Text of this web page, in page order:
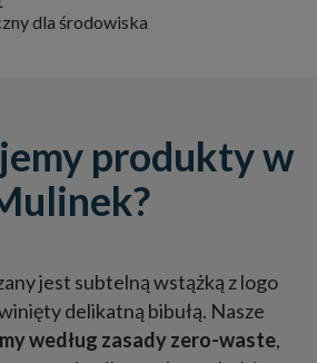
dla środowiska
produkty w
jest subtelną wstążką z logo
delikatną bibułą. Nasze
według zasady zero-waste,